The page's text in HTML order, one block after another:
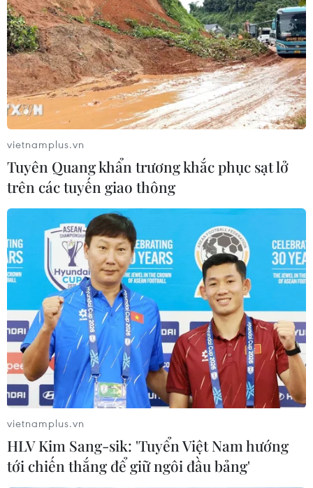
vietnamplus.vn
Tuyên Quang khẩn trương khắc phục sạt lở
trên các tuyến giao thông
vietnamplus.vn
HLV Kim Sang-sik: 'Tuyển Việt Nam hướng
tới chiến thắng để giữ ngôi đầu bảng'